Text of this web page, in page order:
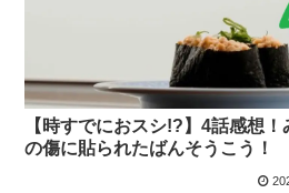
【時すでにおスシ!?】4話感想
の傷に貼られたばんそうこう！